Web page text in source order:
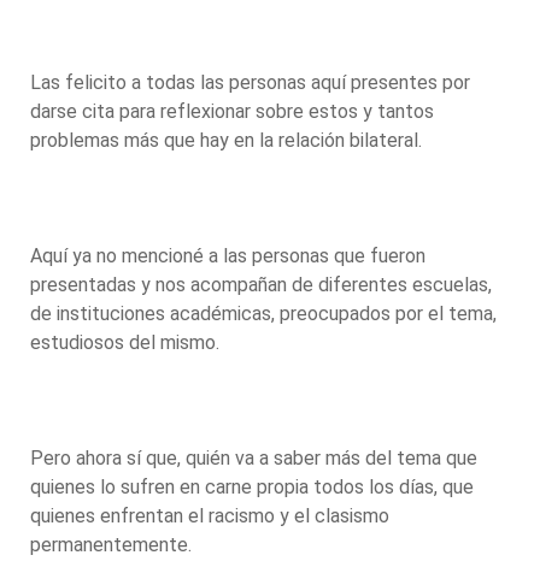
Las felicito a todas las personas aquí presentes por
darse cita para reflexionar sobre estos y tantos
problemas más que hay en la relación bilateral.
Aquí ya no mencioné a las personas que fueron
presentadas y nos acompañan de diferentes escuelas,
de instituciones académicas, preocupados por el tema,
estudiosos del mismo.
Pero ahora sí que, quién va a saber más del tema que
quienes lo sufren en carne propia todos los días, que
quienes enfrentan el racismo y el clasismo
permanentemente.